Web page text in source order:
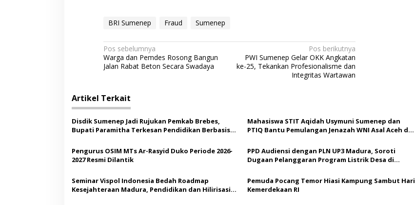
BRI Sumenep Fraud Sumenep
N
a
i
g
a
s
i
p
o
s
Pos sebelumnya
Warga dan Pemdes Rosong Bangun
Jalan Rabat Beton Secara Swadaya
Pos berikutnya
PWI Sumenep Gelar OKK Angkatan
ke-25, Tekankan Profesionalisme dan
Integritas Wartawan
Artikel Terkait
Disdik Sumenep Jadi Rujukan Pemkab Brebes,
Bupati Paramitha Terkesan Pendidikan Berbasis
Mahasiswa STIT Aqidah Usymuni Sumenep dan
PTIQ Bantu Pemulangan Jenazah WNI Asal Aceh di
Pengurus OSIM MTs Ar-Rasyid Duko Periode 2026-
2027 Resmi Dilantik
PPD Audiensi dengan PLN UP3 Madura, Soroti
Dugaan Pelanggaran Program Listrik Desa di
Seminar Vispol Indonesia Bedah Roadmap
Kesejahteraan Madura, Pendidikan dan Hilirisasi
Pemuda Pocang Temor Hiasi Kampung Sambut Hari
Kemerdekaan RI